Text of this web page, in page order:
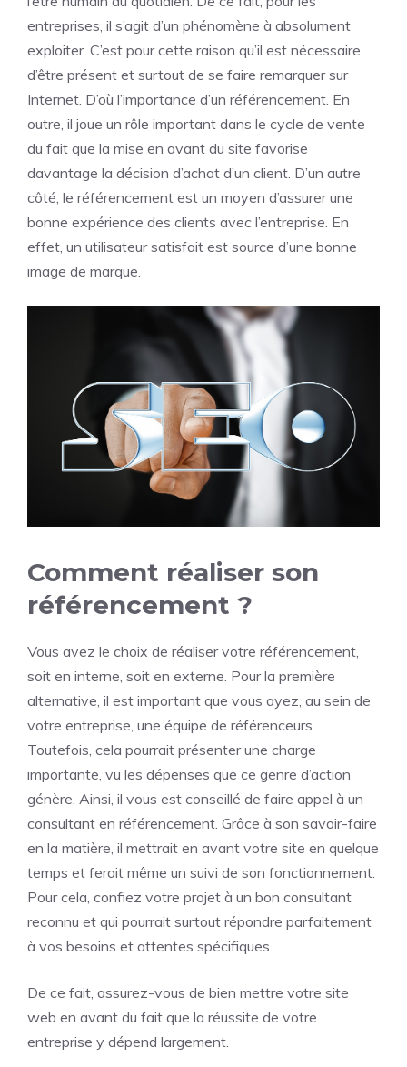
entreprises, il s’agit d’un phénomène à absolument
exploiter. C’est pour cette raison qu’il est nécessaire
d’être présent et surtout de se faire remarquer sur
Internet. D’où l’importance d’un référencement. En
outre, il joue un rôle important dans le cycle de vente
du fait que la mise en avant du site favorise
davantage la décision d’achat d’un client. D’un autre
côté, le référencement est un moyen d’assurer une
bonne expérience des clients avec l’entreprise. En
effet, un utilisateur satisfait est source d’une bonne
image de marque.
Comment réaliser son
référencement ?
Vous avez le choix de réaliser votre référencement,
soit en interne, soit en externe. Pour la première
alternative, il est important que vous ayez, au sein de
votre entreprise, une équipe de référenceurs.
Toutefois, cela pourrait présenter une charge
importante, vu les dépenses que ce genre d’action
génère. Ainsi, il vous est conseillé de faire appel à un
consultant en référencement. Grâce à son savoir-faire
en la matière, il mettrait en avant votre site en quelque
temps et ferait même un suivi de son fonctionnement.
Pour cela, confiez votre projet à un bon consultant
reconnu et qui pourrait surtout répondre parfaitement
à vos besoins et attentes spécifiques.
De ce fait, assurez-vous de bien mettre votre site
web en avant du fait que la réussite de votre
entreprise y dépend largement.